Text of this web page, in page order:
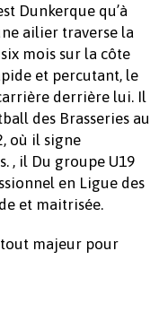
Dunkerque qu’à
ailier traverse la
mois sur la côte
et percutant, le
derrière lui. Il
des Brasseries au
où il signe
, il Du groupe U19
en Ligue des
et maitrisée.
majeur pour